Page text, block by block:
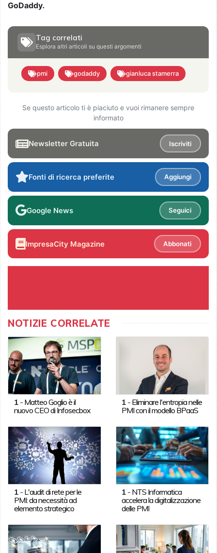
GoDaddy.
Tag correlati
Esplora altri articoli su questi argomenti
pmi godaddy gianluca stamerra
Se questo articolo ti è piaciuto e vuoi rimanere sempre
informato
Newsletter Gratuita Iscriviti
Fonti di ricerca preferite Aggiungi
Google News Seguici
ImpresaCity Magazine Abbonati
NOTIZIE CORRELATE
1- Matteo Goglio è il
nuovo CEO di Infosecbox
1 - Eliminare l'entropia nelle
PMI con il modello BPaaS
1- L'audit di rete per le
PMI: da necessità ad
elemento strategico
1 - NTS Informatica
accelera la digitalizzazione
delle PMI